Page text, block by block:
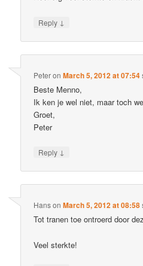
Reply ↓
PeteronMarch 5, 2012 at 07:54
Beste Menno,
Ik ken je wel niet, maar toch
Groet,
Peter
Reply ↓
HansonMarch 5, 2012 at 08:58
Tot tranen toe ontroerd door
Veel sterkte!